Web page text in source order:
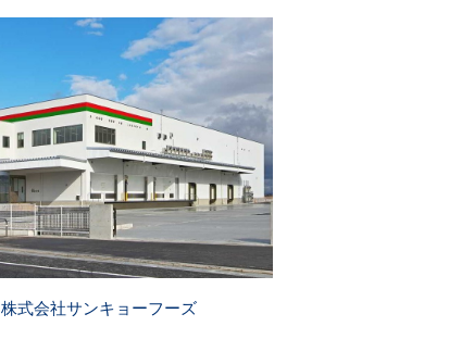
株式会社サンキョーフーズ